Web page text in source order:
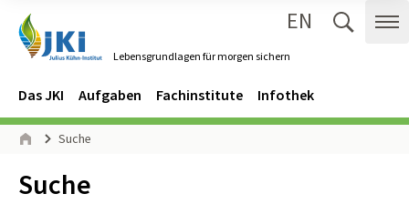
Lebensgrundlagen für morgen sichern
EN
Navigation
Hauptmenü
Das JKI Aufgaben Fachinstitute Infothek
Seitenpfad
Suche
Inhalt:
Suche